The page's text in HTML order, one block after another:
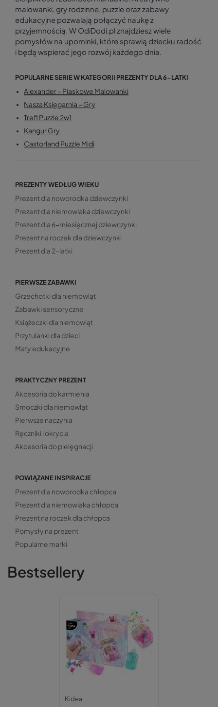
malowanki, gry rodzinne, puzzle oraz zabawy
edukacyjne pozwalają połączyć naukę z
przyjemnością. W OdiDodi.pl znajdziesz wiele
pomysłów na upominki, które sprawią dziecku radość
i będą wspierać jego rozwój każdego dnia.
POPULARNE SERIE W KATEGORII PREZENTY DLA 6-LATKI
Alexander – Piaskowe Malowanki
Nasza Księgarnia – Gry
Trefl Puzzle 2w1
Kangur Gry
Castorland Puzzle Midi
PREZENTY WEDŁUG WIEKU
Prezent dla noworodka dziewczynki
Prezent dla niemowlaka dziewczynki
Prezent dla 6-miesięcznej dziewczynki
Prezent na roczek dla dziewczynki
Prezent dla 2-latki
PIERWSZE ZABAWKI
Grzechotki dla niemowląt
Zabawki sensoryczne
Książeczki dla niemowląt
Przytulanki dla dzieci
Maty edukacyjne
PRAKTYCZNY PREZENT
Akcesoria do karmienia
Smoczki dla niemowląt
Pierwsze naczynia
Ręczniki i okrycia
Akcesoria do pielęgnacji
POWIĄZANE INSPIRACJE
Prezent dla noworodka chłopca
Prezent dla niemowlaka chłopca
Prezent na roczek dla chłopca
Pomysły na prezent
Popularne marki
Bestsellery
Kidea